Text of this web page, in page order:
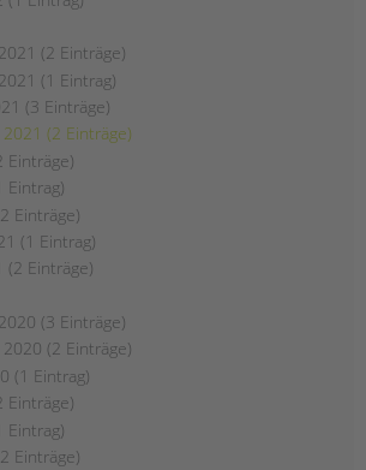
(2 Einträge)
(1 Eintrag)
(3 Einträge)
(2 Einträge)
Einträge)
Eintrag)
Einträge)
(1 Eintrag)
(2 Einträge)
(3 Einträge)
(2 Einträge)
(1 Eintrag)
Einträge)
Eintrag)
Einträge)